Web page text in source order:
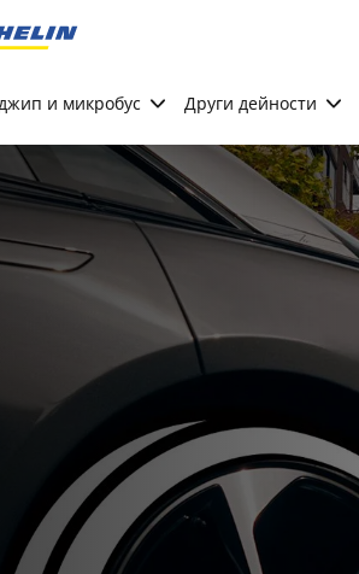
и микробус Други дейности